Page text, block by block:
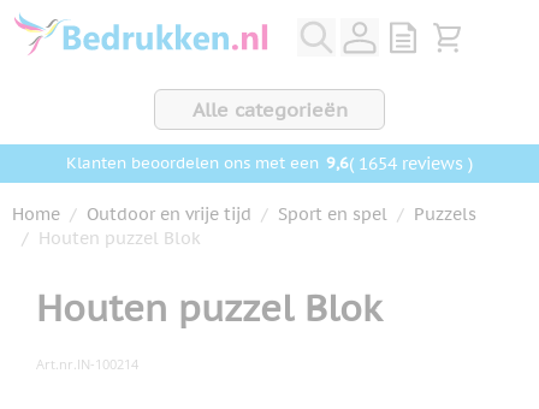
Ga naar de inhoud
View quote,
Bekijk
Alle categorieën
Klanten beoordelen ons met een 9,6( 1654 reviews )
Home / Outdoor en vrije tijd / Sport en spel / Puzzels
/ Houten puzzel Blok
Houten puzzel Blok
Art.nr. IN-100214